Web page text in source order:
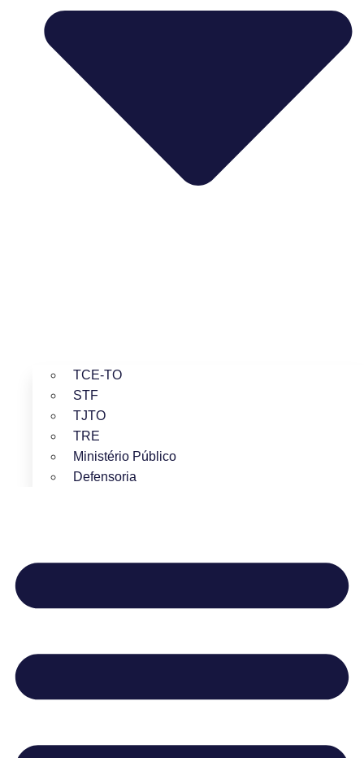
TCE-TO
STF
TJTO
TRE
Ministério Público
Defensoria